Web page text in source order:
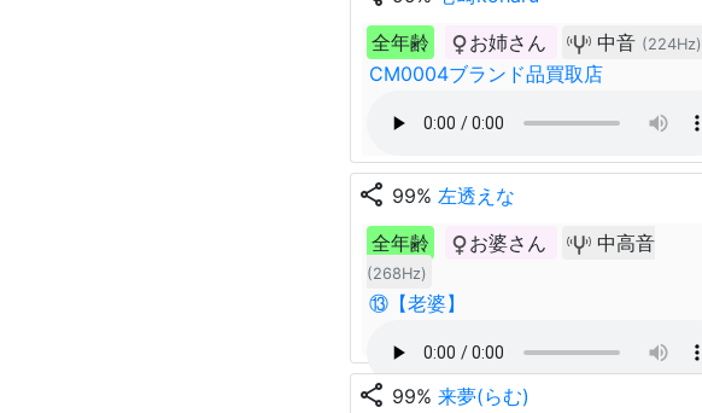
全年齢
お姉さん 中音 (224Hz)
CM0004ブランド品買取店
share 99% 左透えな
全年齢
お婆さん 中高音
(268Hz)
⑬【老婆】
share 99% 来夢(らむ)